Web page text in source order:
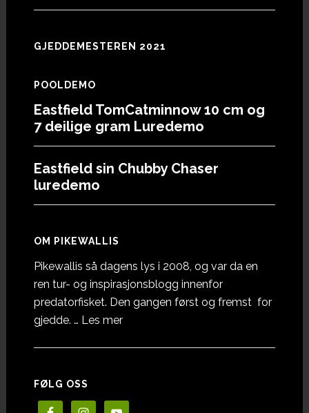
GJEDDEMESTEREN 2021
POOLDEMO
Eastfield TomCatminnow 10 cm og
7 deilige gram Luredemo
Eastfield sin Chubby Chaser
luredemo
OM PIKEWALLIS
Pikewallis så dagens lys i 2008, og var da en
ren tur- og inspirasjonsblogg innenfor
predatorfisket. Den gangen først og fremst for
gjedde. … Les meromOm
FØLG OSS